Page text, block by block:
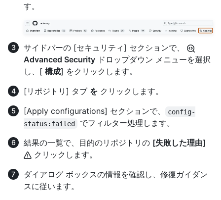
す。
サイドバーの [セキュリティ] セクションで、
Advanced Security ドロップダウン メニューを選択
し、[ 構成] をクリックします。
[リポジトリ] タブ を クリックします。
[Apply configurations] セクションで、
config-
status:failed
でフィルター処理します。
結果の一覧で、目的のリポジトリの [失敗した理由]
クリックします。
ダイアログ ボックスの情報を確認し、修復ガイダン
スに従います。